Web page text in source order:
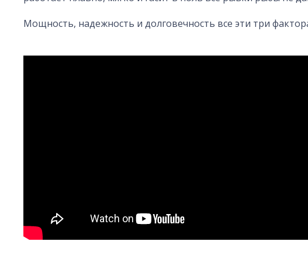
Мощность, надежность и долговечность все эти три